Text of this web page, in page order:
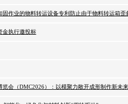
固作业的物料转运设备专利防止由于物料转运箱
金执行邀投标
会（DMC2026）：以模聚力敞开成形制作新未来